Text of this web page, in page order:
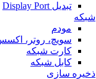
تبدیل Display Port
شبکه
مودم
سویچ، روتر،
کارت شبکه
کابل شبکه
ذخیره سازی